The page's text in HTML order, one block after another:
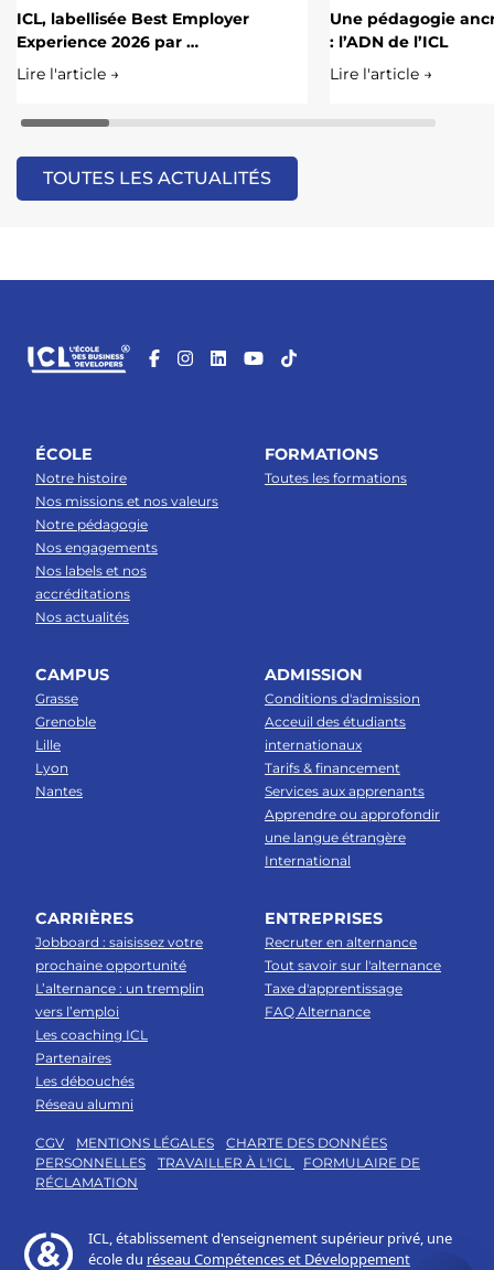
ICL, labellisée Best Employer
Experience 2026 par …
Lire l'article →
Une pédagogie
: l’ADN de l’ICL
Lire l'article →
TOUTES LES ACTUALITÉS
ÉCOLE
Notre histoire
Nos missions et nos valeurs
Notre pédagogie
Nos engagements
Nos labels et nos
accréditations
Nos actualités
FORMATIONS
Toutes les formations
CAMPUS
Grasse
Grenoble
Lille
Lyon
Nantes
ADMISSION
Conditions d'admission
Acceuil des étudiants
internationaux
Tarifs & financement
Services aux apprenants
Apprendre ou approfondir
une langue étrangère
International
CARRIÈRES
Jobboard : saisissez votre
prochaine opportunité
L’alternance : un tremplin
vers l’emploi
Les coaching ICL
Partenaires
Les débouchés
Réseau alumni
ENTREPRISES
Recruter en alternance
Tout savoir sur l'alternance
Taxe d'apprentissage
FAQ Alternance
CGV MENTIONS LÉGALES
CHARTE DES DONNÉES
PERSONNELLES
TRAVAILLER À L'ICL
FORMULAIRE DE
RÉCLAMATION